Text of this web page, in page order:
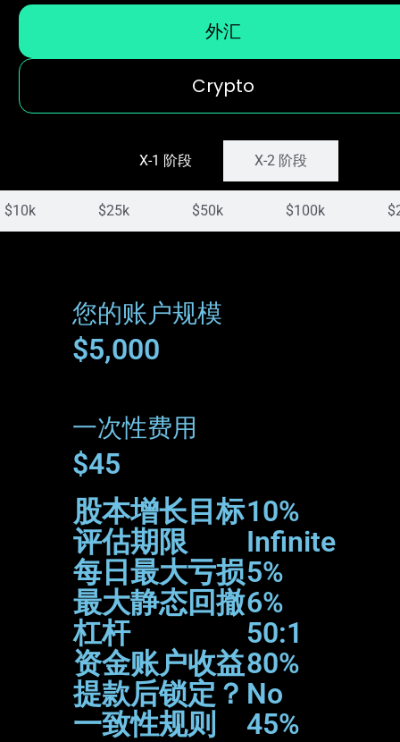
外汇
Crypto
X-1 阶段 X-2 阶段
$10k $25k $50k $100k
您的账户规模
$5,000
一次性费用
$45
股本增长目标10%
评估期限
Infinite
每日最大亏损5%
最大静态回撤6%
杠杆
50:1
资金账户收益80%
提款后锁定？ No
一致性规则
45%